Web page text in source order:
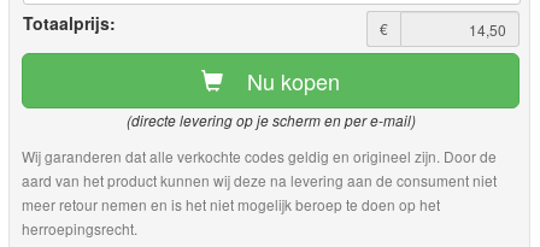
Totaalprijs: €
Nu kopen
(directe levering op je scherm en per e-mail)
Wij garanderen dat alle verkochte codes geldig en origineel zijn. Door de
aard van het product kunnen wij deze na levering aan de consument niet
meer retour nemen en is het niet mogelijk beroep te doen op het
herroepingsrecht.